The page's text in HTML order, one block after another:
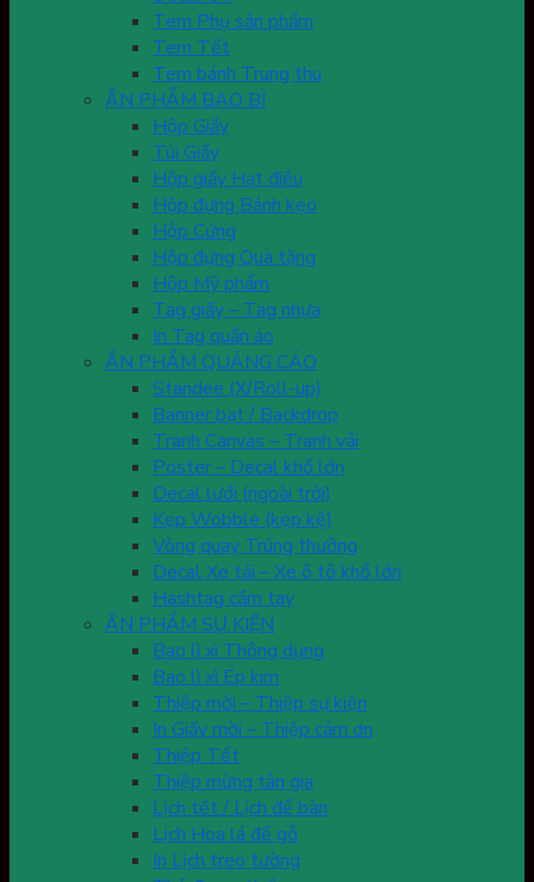
Tem Phụ sản phẩm
Tem Tết
Tem bánh Trung thu
ẤN PHẨM BAO BÌ
Hộp Giấy
Túi Giấy
Hộp giấy Hạt điều
Hộp đựng Bánh kẹo
Hộp Cứng
Hộp đựng Quà tặng
Hộp Mỹ phẩm
Tag giấy – Tag nhựa
In Tag quần áo
ẤN PHẨM QUẢNG CÁO
Standee (X/Roll-up)
Banner bạt / Backdrop
Tranh Canvas – Tranh vải
Poster – Decal khổ lớn
Decal lưới (ngoài trời)
Kẹp Wobble (kẹp kệ)
Vòng quay Trúng thưởng
Decal Xe tải – Xe ô tô khổ lớn
Hashtag cầm tay
ẤN PHẨM SỰ KIỆN
Bao lì xì Thông dụng
Bao lì xì Ép kim
Thiệp mời – Thiệp sự kiện
In Giấy mời – Thiệp cảm ơn
Thiệp Tết
Thiệp mừng tân gia
Lịch tết / Lịch để bàn
Lịch Hoa lá đế gỗ
In Lịch treo tường